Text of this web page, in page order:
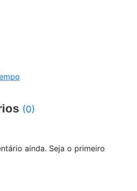
(0)
ainda. Seja o primeiro